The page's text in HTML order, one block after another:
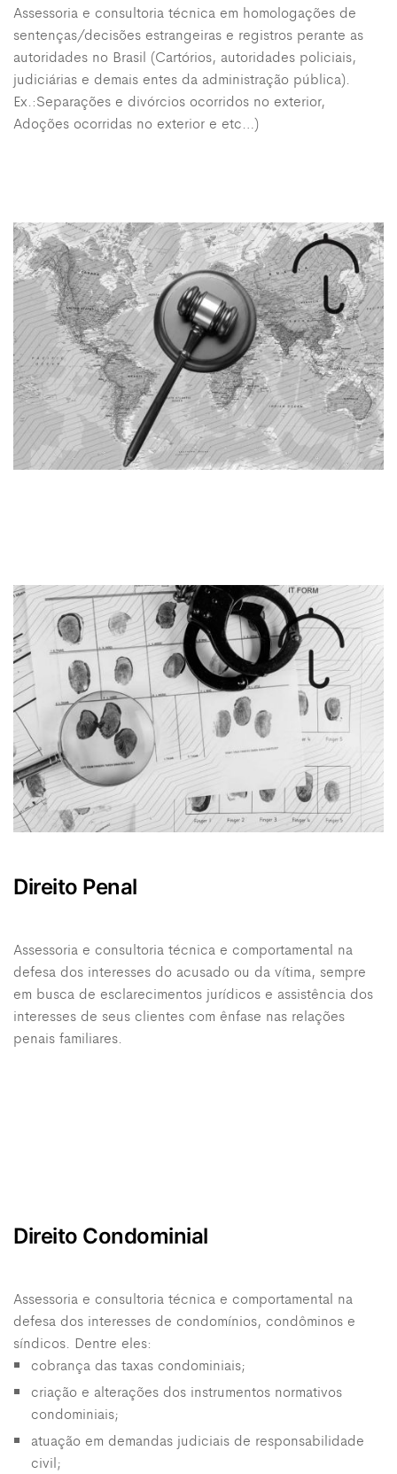
Assessoria e consultoria técnica em homologações de
sentenças/decisões estrangeiras e registros perante as
autoridades no Brasil (Cartórios, autoridades policiais,
judiciárias e demais entes da administração pública).
Ex.:Separações e divórcios ocorridos no exterior,
Adoções ocorridas no exterior e etc…)
Direito Penal
Assessoria e consultoria técnica e comportamental na
defesa dos interesses do acusado ou da vítima, sempre
em busca de esclarecimentos jurídicos e assistência dos
interesses de seus clientes com ênfase nas relações
penais familiares.
Direito Condominial
Assessoria e consultoria técnica e comportamental na
defesa dos interesses de condomínios, condôminos e
síndicos. Dentre eles:
cobrança das taxas condominiais;
criação e alterações dos instrumentos normativos
condominiais;
atuação em demandas judiciais de responsabilidade
civil;